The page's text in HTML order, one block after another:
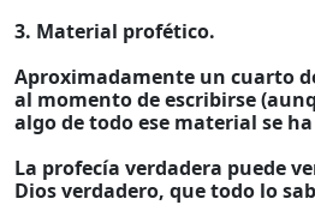
3. Material profético.
Aproximadamente un cuarto
al momento de escribirse
algo de todo ese material se
La profecía verdadera puede
Dios verdadero, que todo lo